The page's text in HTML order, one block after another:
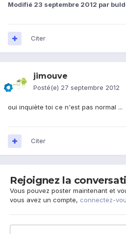
Modifié 23 septembre 2012 par
Citer
jimouve
Posté(e) 27 septembre 2012
oui inquiète toi ce n'est pas normal ...
Citer
Rejoignez la
Vous pouvez poster maintenant et
vous avez un compte, connectez-